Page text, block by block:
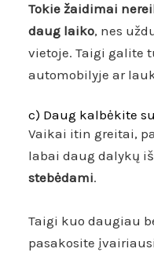
Tokie žaidimai
daug laiko, nes
vietoje. Taigi galite
automobilyje ar
c) Daug kalbėkite
Vaikai itin greitai,
labai daug dalykų
stebėdami.
Taigi kuo daugiau
pasakosite